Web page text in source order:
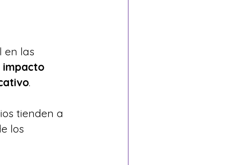
en las
impacto
.
tienden a
los